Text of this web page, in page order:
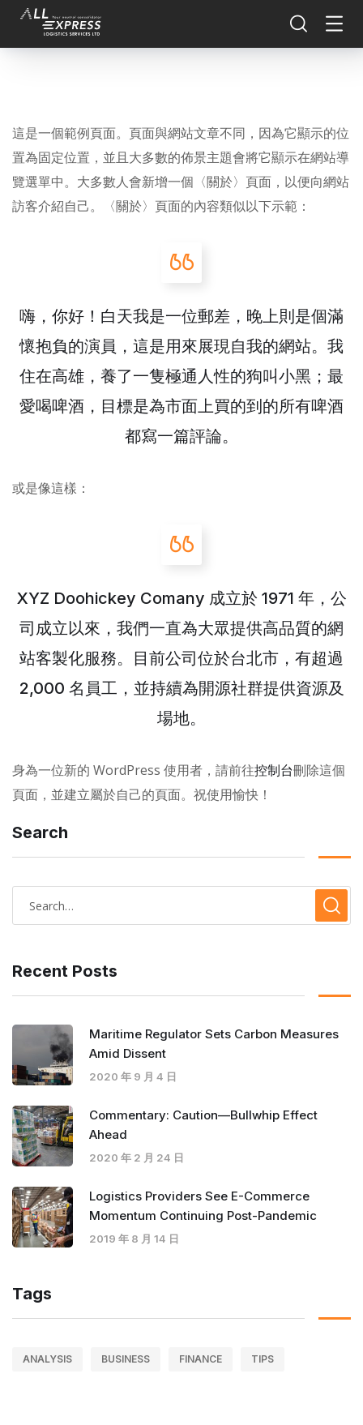
這是一個範例頁面。頁面與網站文章不同，因為它顯示的位
置為固定位置，並且大多數的佈景主題會將它顯示在網站導
覽選單中。大多數人會新增一個〈關於〉頁面，以便向網站
訪客介紹自己。〈關於〉頁面的內容類似以下示範：
嗨，你好！白天我是一位郵差，晚上則是個滿
懷抱負的演員，這是用來展現自我的網站。我
住在高雄，養了一隻極通人性的狗叫小黑；最
愛喝啤酒，目標是為市面上買的到的所有啤酒
都寫一篇評論。
或是像這樣：
XYZ Doohickey Comany 成立於 1971 年，公
司成立以來，我們一直為大眾提供高品質的網
站客製化服務。目前公司位於台北市，有超過
2,000 名員工，並持續為開源社群提供資源及
場地。
身為一位新的 WordPress 使用者，請前往控制台刪除這個
頁面，並建立屬於自己的頁面。祝使用愉快！
Search
Recent Posts
Maritime Regulator Sets Carbon Measures
Amid Dissent
2020 年 9 月 4 日
Commentary: Caution—Bullwhip Effect
Ahead
2020 年 2 月 24 日
Logistics Providers See E-Commerce
Momentum Continuing Post-Pandemic
2019 年 8 月 14 日
Tags
ANALYSIS BUSINESS FINANCE TIPS